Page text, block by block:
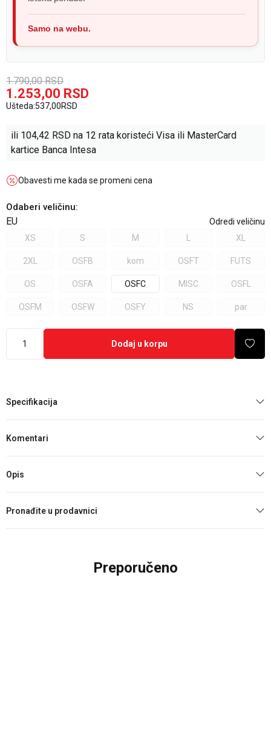
Samo na webu.
1.790,00 RSD
1.253,00 RSD
Ušteda:537,00RSD
ili 104,42 RSD na 12 rata koristeći Visa ili MasterCard
kartice Banca Intesa
Obavesti me kada se promeni cena
Odaberi veličinu:
EU
Odredi veličinu
XS
S M XL
2XL OSFB kom OSFT FUTS
OS OSFA OSFC MISC OSFL
OSFM OSFW OSFY NS par
Dodaj u korpu
Specifikacija
Komentari
Opis
Pronađite u prodavnici
Preporučeno